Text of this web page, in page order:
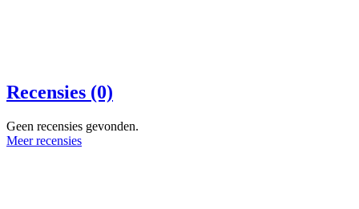
Recensies (0)
Geen recensies gevonden.
Meer recensies